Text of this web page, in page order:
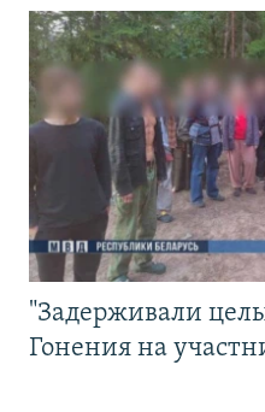
"Задерживали
Гонения на